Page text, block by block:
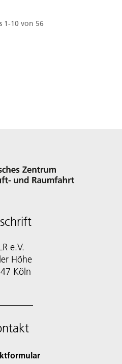
Dateninfrastruktur
1-10 von 56
e.V.
Höhe
Köln